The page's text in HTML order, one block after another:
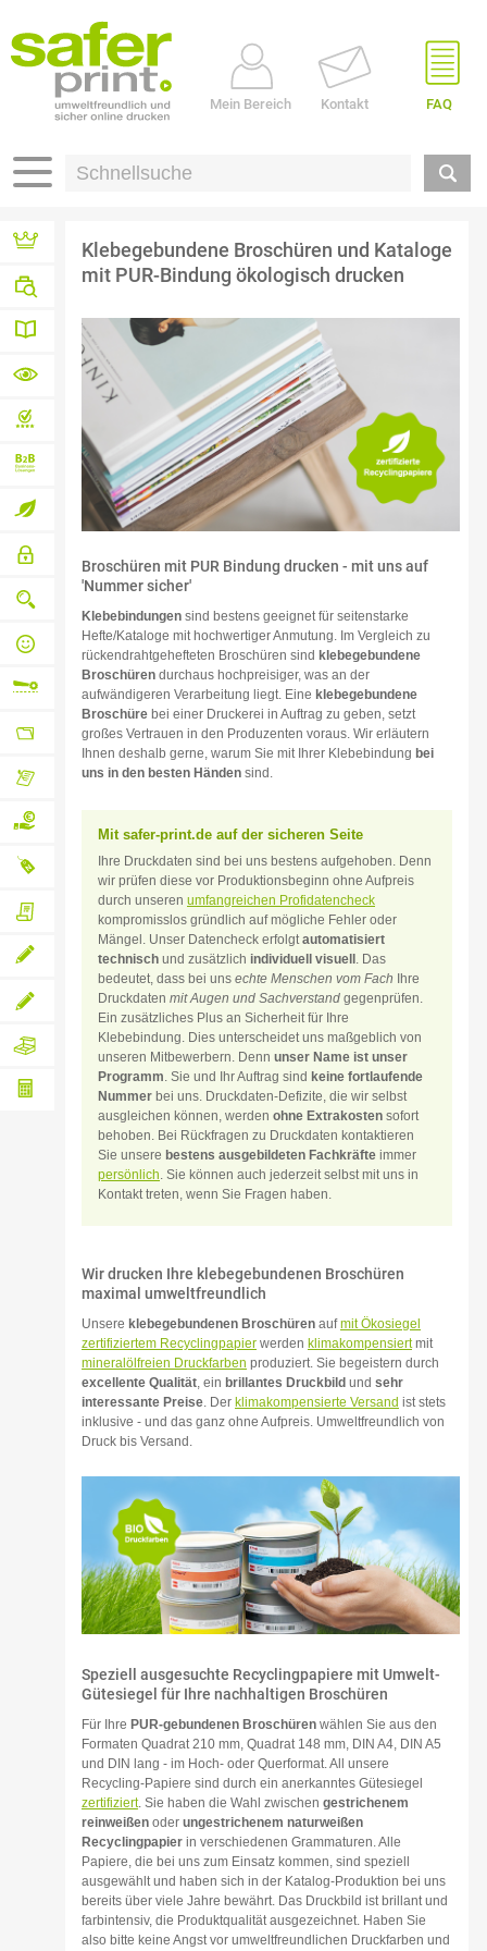
Mein Bereich Kontakt FAQ
Referenzen
Branchen
Druck-
Wissen
von A – Z
Materialübersicht
Profidatencheck
inklusive
Businesslösungen
web-to-
Umweltbewusstsein
Bestell-
Bezahlablauf
Qualitätssicherung
von
bis
Versand
qualifizierter
Ansprechpartner
Flexible
Weiterverarbeitung
Absender-,
Rechnungsadressen
Kundenbereich
keine
Wünsche
Auf
Rechnung
bezahlen
Neutraler
Versand
Lieferschein
lassen
Individuelle
Druckanfrage
Gestaltungsanfrage
Verpackung
Klebegebundene Broschüren und Kataloge
mit PUR-Bindung ökologisch drucken
Broschüren mit PUR Bindung drucken - mit uns auf
'Nummer sicher'
Klebebindungen sind bestens geeignet für seitenstarke
Hefte/Kataloge mit hochwertiger Anmutung. Im Vergleich zu
rückendrahtgehefteten Broschüren sind klebegebundene
Broschüren durchaus hochpreisiger, was an der
aufwändigeren Verarbeitung liegt. Eine klebegebundene
Broschüre bei einer Druckerei in Auftrag zu geben, setzt
großes Vertrauen in den Produzenten voraus. Wir erläutern
Ihnen deshalb gerne, warum Sie mit Ihrer Klebebindung bei
uns in den besten Händen sind.
Mit safer-print.de auf der sicheren Seite
Ihre Druckdaten sind bei uns bestens aufgehoben. Denn
wir prüfen diese vor Produktionsbeginn ohne Aufpreis
durch unseren umfangreichen Profidatencheck
kompromisslos gründlich auf mögliche Fehler oder
Mängel. Unser Datencheck erfolgtautomatisiert
technisch und zusätzlich individuell visuell . Das
bedeutet, dass bei uns echte Menschen vom Fach Ihre
Druckdaten mit Augen und Sachverstand gegenprüfen.
Ein zusätzliches Plus an Sicherheit für Ihre
Klebebindung. Dies unterscheidet uns maßgeblich von
unseren Mitbewerbern. Denn unser Name ist unser
Programm. Sie und Ihr Auftrag sind keine fortlaufende
Nummer bei uns. Druckdaten-Defizite, die wir selbst
ausgleichen können, werden ohne Extrakosten sofort
behoben. Bei Rückfragen zu Druckdaten kontaktieren
Sie unsere bestens ausgebildeten Fachkräfte immer
persönlich. Sie können auch jederzeit selbst mit uns in
Kontakt treten, wenn Sie Fragen haben.
Wir drucken Ihre klebegebundenen Broschüren
maximal umweltfreundlich
Unsere klebegebundenen Broschüren aufmit Ökosiegel
zertifiziertem Recyclingpapier werden klimakompensiertmit
mineralölfreien Druckfarben produziert. Sie begeistern durch
excellente Qualität, ein brillantes Druckbild und sehr
interessante Preise. Der klimakompensierte Versand ist stets
inklusive - und das ganz ohne Aufpreis. Umweltfreundlich von
Druck bis Versand.
Speziell ausgesuchte Recyclingpapiere mit Umwelt-
Gütesiegel für Ihre nachhaltigen Broschüren
Für Ihre PUR-gebundenen Broschüren wählen Sie aus den
Formaten Quadrat 210 mm, Quadrat 148 mm, DIN A4, DIN A5
und DIN lang - im Hoch- oder Querformat. All unsere
Recycling-Papiere sind durch ein anerkanntes Gütesiegel
zertifiziert. Sie haben die Wahl zwischen gestrichenem
reinweißen oder ungestrichenem naturweißen
Recyclingpapier in verschiedenen Grammaturen. Alle
Papiere, die bei uns zum Einsatz kommen, sind speziell
ausgewählt und haben sich in der Katalog-Produktion bei uns
bereits über viele Jahre bewährt. Das Druckbild ist brillant und
farbintensiv, die Produktqualität ausgezeichnet. Haben Sie
also bitte keine Angst vor umweltfreundlichen Druckfarben und